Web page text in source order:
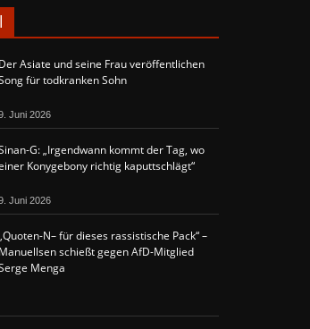
Der Asiate und seine Frau veröffentlichen
für todkranken Sohn
Juni 2026
G: „Irgendwann kommt der Tag, wo
Konygebony richtig kaputtschlägt“
Juni 2026
N– für dieses rassistische Pack“ –
Manuellsen schießt gegen AfD-Mitglied
Menga